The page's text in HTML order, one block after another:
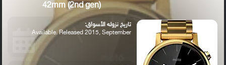
42mm (2nd gen)
تاريخ نزوله الأسواق:
Available. Released 2015, September